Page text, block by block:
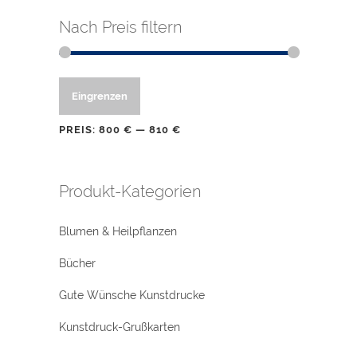
Nach Preis filtern
Eingrenzen
PREIS: 800 € — 810 €
Produkt-Kategorien
Blumen & Heilpflanzen
Bücher
Gute Wünsche Kunstdrucke
Kunstdruck-Grußkarten